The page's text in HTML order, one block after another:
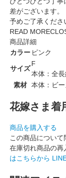
差がございます。
予めご了承くださ
READ MORE
商品詳細
カラー ピンク
サイズ
F
本体：全
素材 本体：ビ
花嫁さま着
商品を購入する
この商品について
在庫切れ商品の再
はこちらから